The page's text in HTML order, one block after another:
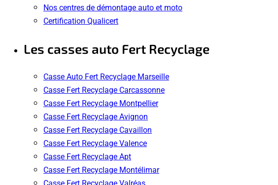
Nos centres de démontage auto et moto
Certification Qualicert
Les casses auto Fert Recyclage
Casse Auto Fert Recyclage Marseille
Casse Fert Recyclage Carcassonne
Casse Fert Recyclage Montpellier
Casse Fert Recyclage Avignon
Casse Fert Recyclage Cavaillon
Casse Fert Recyclage Valence
Casse Fert Recyclage Apt
Casse Fert Recyclage Montélimar
Casse Fert Recyclage Valréas